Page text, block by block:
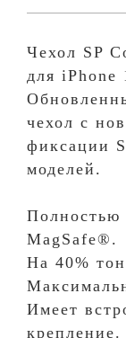
Чехол SP
для iPhone
чехол с
фиксации
моделей.
Полностью
MagSafe®.
На 40%
Имеет
крепление.